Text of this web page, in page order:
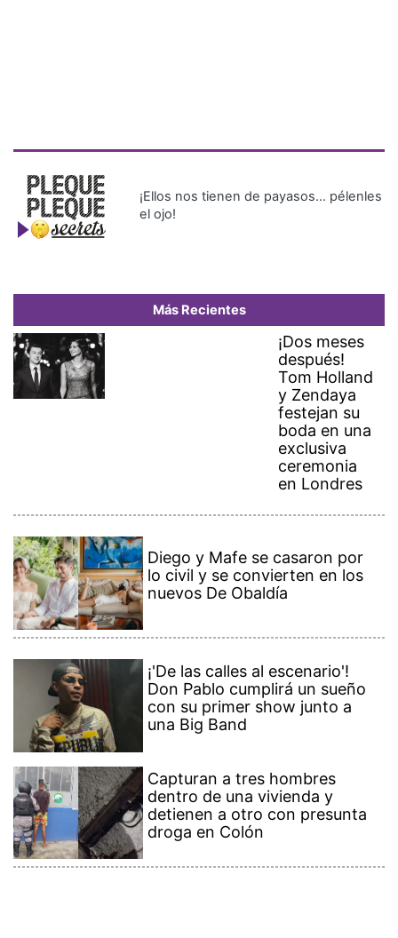
¡Ellos nos tienen de payasos… pélenles
el ojo!
Más Recientes
¡Dos meses
después!
Tom Holland
y Zendaya
festejan su
boda en una
exclusiva
ceremonia
en Londres
Diego y Mafe se casaron por
lo civil y se convierten en los
nuevos De Obaldía
¡'De las calles al escenario'!
Don Pablo cumplirá un sueño
con su primer show junto a
una Big Band
Capturan a tres hombres
dentro de una vivienda y
detienen a otro con presunta
droga en Colón